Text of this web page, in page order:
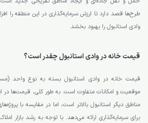
طرح‌ها قصد دارد تا ارزش سرمایه‌گذاری در این منطقه را
وادی استانبول را بهبود بخشد.
قیمت خانه در وادی استانبول چقدر است؟
قیمت خانه در وادی استانبول بسته به نوع واحد
موقعیت و امکانات متفاوت است. به طور کلی، قیمت‌ها در
مناطق دیگر استانبول بالاتر است، اما در مقایسه با
برای سرمایه‌گذاری ارائه می‌دهد. با توجه به رشد بازار